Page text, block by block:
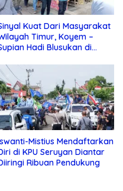
Kuat Dari Masyarakat
Timur, Koyem –
Hadi Blusukan di
Mistius Mendaftarkan
di KPU Seruyan Diantar
Ribuan Pendukung